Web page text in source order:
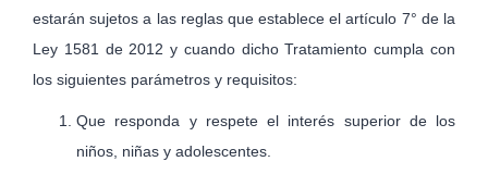
estarán sujetos a las reglas que establece el artículo 7° de la
Ley 1581 de 2012 y cuando dicho Tratamiento cumpla con
los siguientes parámetros y requisitos:
Que responda y respete el interés superior de los
niños, niñas y adolescentes.